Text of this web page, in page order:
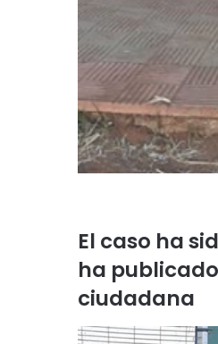
El caso ha
ha
ciudadana